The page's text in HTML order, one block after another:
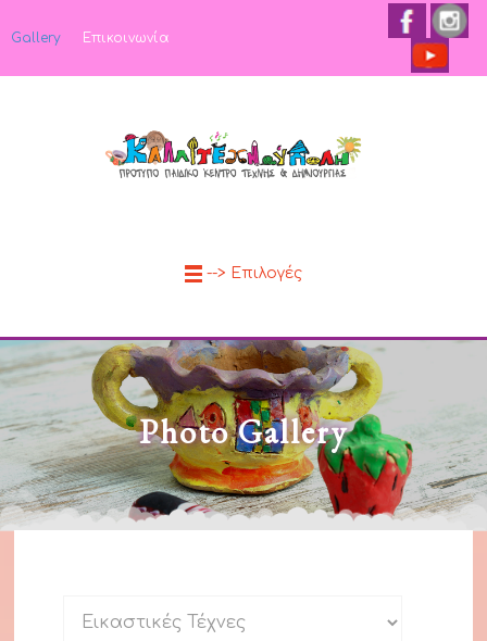
Gallery Επικοινωνία
--> Επιλογές
Photo Gallery